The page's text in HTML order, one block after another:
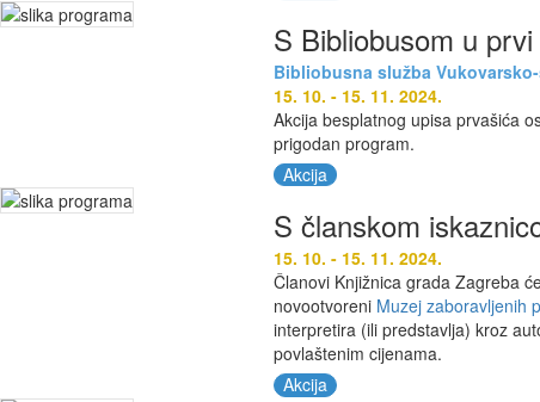
S Bibliobusom u
Bibliobusna služba
15. 10. - 15. 11. 2024.
Akcija besplatnog upisa prvašića
prigodan program.
Akcija
S članskom
15. 10. - 15. 11. 2024.
Članovi Knjižnica grada Zagreba
novootvoreni Muzej zaboravljenih
interpretira (ili predstavlja) kroz
povlaštenim cijenama.
Akcija